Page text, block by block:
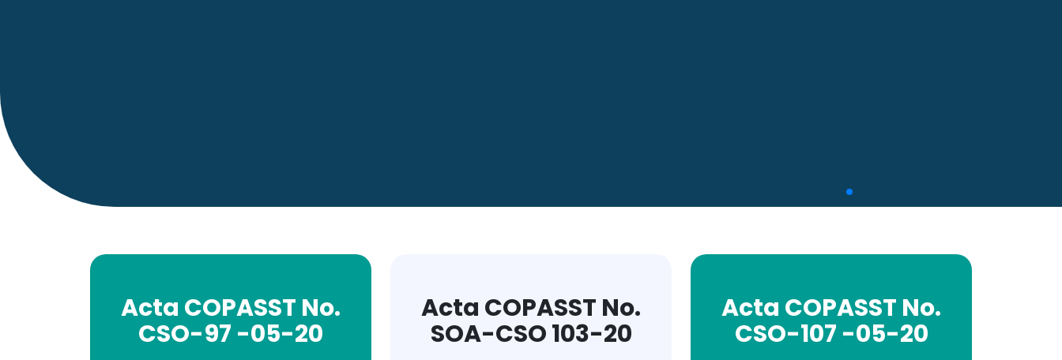
Acta COPASST No.
CSO-97 -05-20
Acta COPASST No.
SOA-CSO 103-20
Acta COPASST No.
CSO-107 -05-20